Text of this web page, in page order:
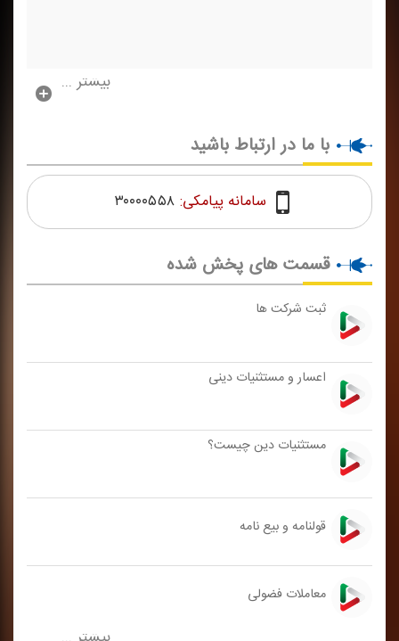
بیشتر ...
قسمت های پخش شده
ثبت شركت ها
اعسار و مستثنیات دینی
مستثنیات دین چیست؟
قولنامه و بیع نامه
معاملات فضولی
با ما در ارتباط باشید
سامانه پیامکی: ۳۰۰۰۰۵۵۸